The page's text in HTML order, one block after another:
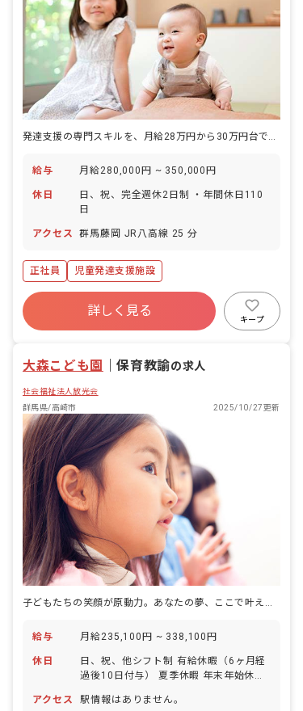
発達支援の専門スキルを、月給28万円から30万円台で評価します。
給与 月給280,000円 ~ 350,000円
休日
日、祝、完全週休2日制 ・年間休日110
日
アクセス 群馬藤岡 JR八高線 25 分
正社員 児童発達支援施設
詳しく見る
キープ
大森こども園 ｜保育教諭の求人
社会福祉法人放光会
群馬県/高崎市
2025/10/27更新
給与 月給235,100円 ~ 338,100円
休日
日、祝、他シフト制 有給休暇（6ヶ月経
過後10日付与） 夏季休暇 年末年始休暇
100日
アクセス 駅情報はありません。